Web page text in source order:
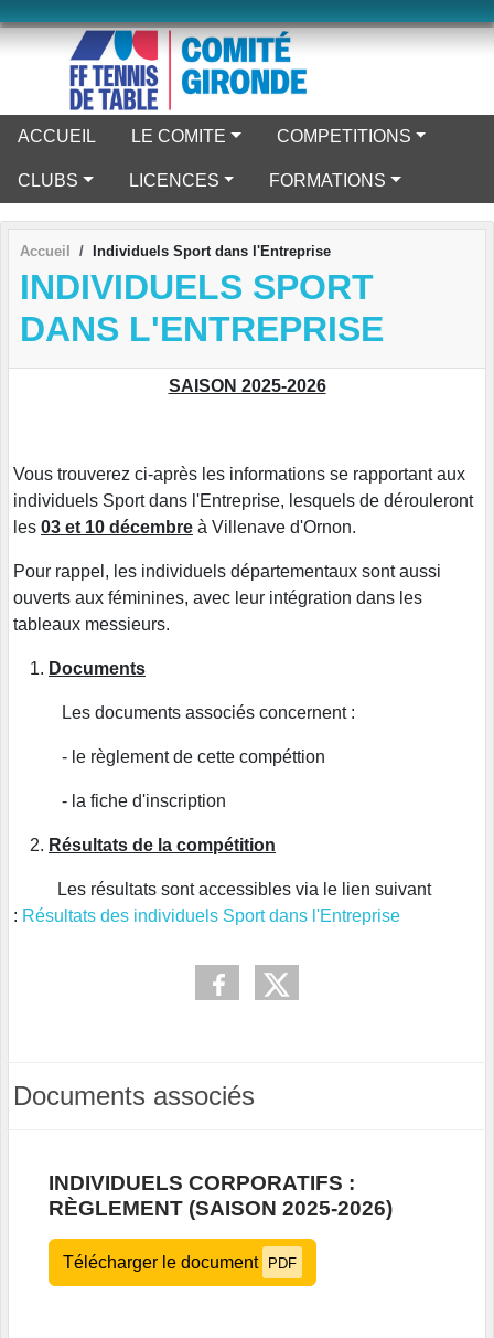
ACCUEIL LE COMITE COMPETITIONS
CLUBS LICENCES FORMATIONS
Accueil Individuels Sport dans l'Entreprise
INDIVIDUELS SPORT
DANS L'ENTREPRISE
SAISON 2025-2026
Vous trouverez ci-après les informations se rapportant aux
individuels Sport dans l'Entreprise, lesquels de dérouleront
les 03 et 10 décembre à Villenave d'Ornon.
Pour rappel, les individuels départementaux sont aussi
ouverts aux féminines, avec leur intégration dans les
tableaux messieurs.
Documents
Les documents associés concernent :
- le règlement de cette compéttion
- la fiche d'inscription
Résultats de la compétition
Les résultats sont accessibles via le lien suivant
: Résultats des individuels Sport dans l'Entreprise
Documents associés
INDIVIDUELS CORPORATIFS :
RÈGLEMENT (SAISON 2025-2026)
Télécharger le document PDF